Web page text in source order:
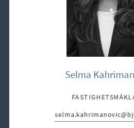
Selma
E-post: